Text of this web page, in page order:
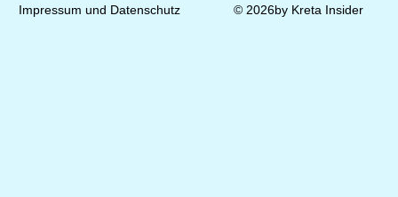
Impressum und Datenschutz © 2026by Kreta Insider